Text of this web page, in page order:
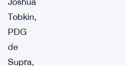
Tobkin,
PDG
de
Supra,